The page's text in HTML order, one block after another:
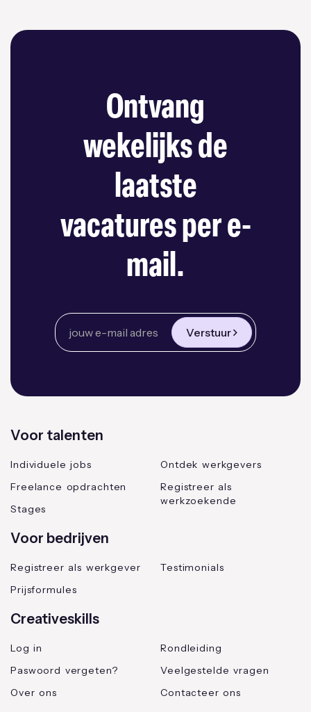
Ontvang
wekelijks de
laatste
vacatures per e-
mail.
Verstuur
Voor talenten
Individuele jobs
Freelance opdrachten
Stages
Ontdek werkgevers
Registreer als
werkzoekende
Voor bedrijven
Registreer als werkgever
Prijsformules
Testimonials
Creativeskills
Log in
Paswoord vergeten?
Over ons
Rondleiding
Veelgestelde vragen
Contacteer ons